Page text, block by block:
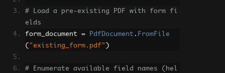
# Load a pre-existing PDF with form fi
elds
form_document = PdfDocument . FromFile
( "existing_form.pdf" )
# Enumerate available field names (hel